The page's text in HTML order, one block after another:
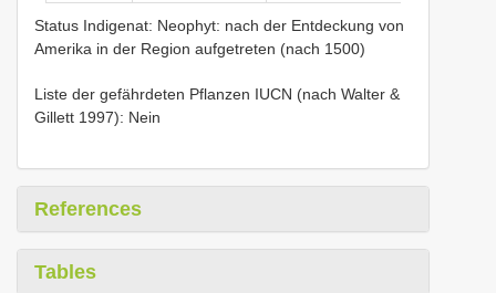
Status Indigenat: Neophyt: nach der Entdeckung von
Amerika in der Region aufgetreten (nach 1500)
Liste der gefährdeten Pflanzen IUCN (nach Walter &
Gillett 1997): Nein
References
Tables